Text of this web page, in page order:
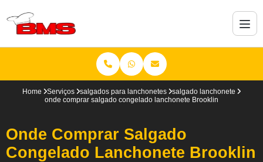
Home Serviços salgados para lanchonetes
salgado lanchonete
onde comprar salgado congelado lanchonete Brooklin
Onde Comprar Salgado
Congelado Lanchonete Brooklin